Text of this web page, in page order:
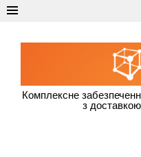
Комплексне
з